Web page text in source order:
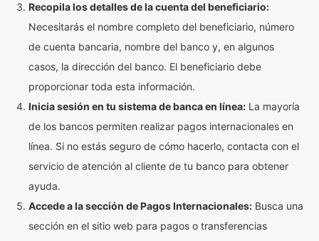
Recopila los detalles de la cuenta del beneficiario:
Necesitarás el nombre completo del beneficiario, número
de cuenta bancaria, nombre del banco y, en algunos
casos, la dirección del banco. El beneficiario debe
proporcionar toda esta información.
Inicia sesión en tu sistema de banca en línea: La mayoría
de los bancos permiten realizar pagos internacionales en
línea. Si no estás seguro de cómo hacerlo, contacta con el
servicio de atención al cliente de tu banco para obtener
ayuda.
Accede a la sección de Pagos Internacionales: Busca una
sección en el sitio web para pagos o transferencias